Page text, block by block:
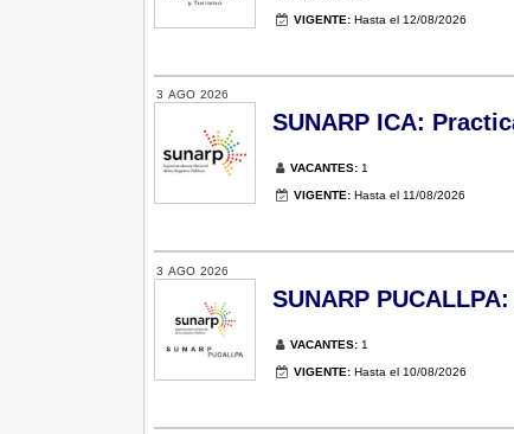
VIGENTE: Hasta el 12/08/2026
3 AGO 2026
SUNARP ICA:
VACANTES: 1
VIGENTE: Hasta el 11/08/2026
3 AGO 2026
SUNARP
VACANTES: 1
VIGENTE: Hasta el 10/08/2026